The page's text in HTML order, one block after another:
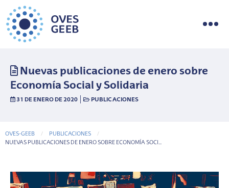
Nuevas publicaciones de enero sobre
Economía Social y Solidaria
31 DE ENERO DE 2020 PUBLICACIONES
OVES-GEEB
PUBLICACIONES
CURRENT-PAGE
NUEVAS PUBLICACIONES DE ENERO SOBRE ECONOMÍA SOCI...